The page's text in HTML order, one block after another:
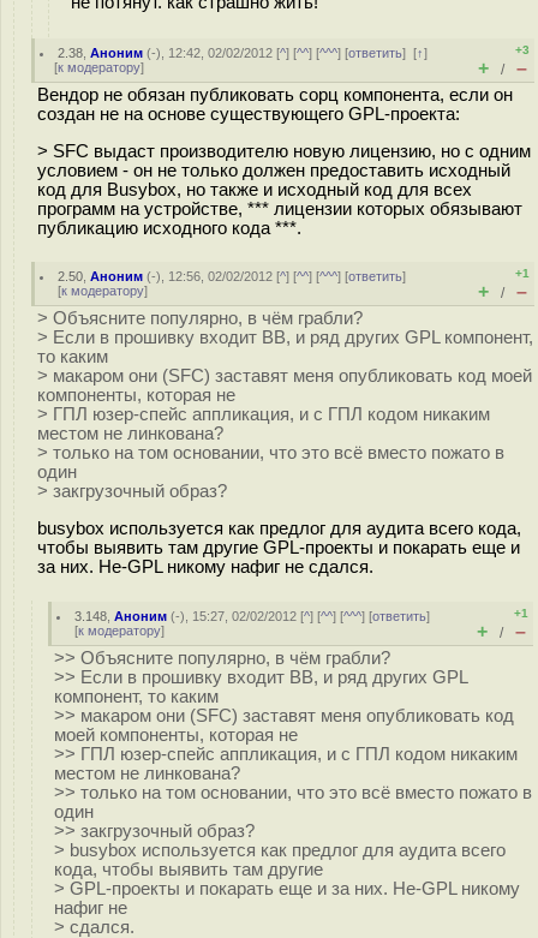
2.38 ,Аноним (-), 12:42, 02/02/2012 [^] [^^] [^^^] [ответить][↑]
[к модератору]
+3
+ / –
Вендор не обязан публиковать сорц компонента, если он
создан не на основе существующего GPL-проекта:
> SFC выдаст производителю новую лицензию, но с одним
условием - он не только должен предоставить исходный
код для Busybox, но также и исходный код для всех
программ на устройстве, *** лицензии которых обязывают
публикацию исходного кода ***.
2.50 ,Аноним (-), 12:56, 02/02/2012 [^] [^^] [^^^] [ответить]
[к модератору]
+1
+ / –
> Объясните популярно, в чём грабли?
> Если в прошивку входит BB, и ряд других GPL компонент,
то каким
> макаром они (SFC) заставят меня опубликовать код моей
компоненты, которая не
> ГПЛ юзер-спейс аппликация, и с ГПЛ кодом никаким
местом не линкована?
> только на том основании, что это всё вместо пожато в
один
> закгрузочный образ?
busybox используется как предлог для аудита всего кода,
чтобы выявить там другие GPL-проекты и покарать еще и
за них. Не-GPL никому нафиг не сдался.
3.148 ,Аноним (-), 15:27, 02/02/2012 [^] [^^] [^^^] [ответить]
[к модератору]
+1
+ / –
>> Объясните популярно, в чём грабли?
>> Если в прошивку входит BB, и ряд других GPL
компонент, то каким
>> макаром они (SFC) заставят меня опубликовать код
моей компоненты, которая не
>> ГПЛ юзер-спейс аппликация, и с ГПЛ кодом никаким
местом не линкована?
>> только на том основании, что это всё вместо пожато в
один
>> закгрузочный образ?
> busybox используется как предлог для аудита всего
кода, чтобы выявить там другие
> GPL-проекты и покарать еще и за них. Не-GPL никому
нафиг не
> сдался.